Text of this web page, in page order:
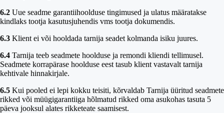
6.2 Uue seadme garantiihoolduse tingimused ja ulatus määratakse
kindlaks tootja kasutusjuhendis vms tootja dokumendis.
6.3 Klient ei või hooldada tarnija seadet kolmanda isiku juures.
6.4 Tarnija teeb seadmete hoolduse ja remondi kliendi tellimusel.
Seadmete korrapärase hoolduse eest tasub klient vastavalt tarnija
kehtivale hinnakirjale.
6.5 Kui pooled ei lepi kokku teisiti, kõrvaldab Tarnija üüritud seadmete
rikked või müügigarantiiga hõlmatud rikked oma asukohas tasuta 5
päeva jooksul alates rikketeate saamisest.